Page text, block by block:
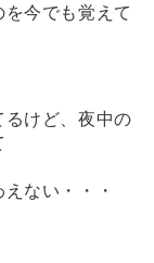
今でも覚えて
けど、夜中の
ない・・・